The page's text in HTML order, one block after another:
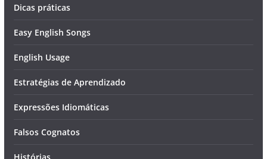
Dicas práticas
Easy English Songs
English Usage
Estratégias de Aprendizado
Expressões Idiomáticas
Falsos Cognatos